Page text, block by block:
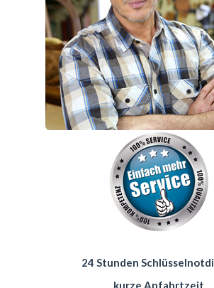
24 Stunden
kurze Anfahrtzeit